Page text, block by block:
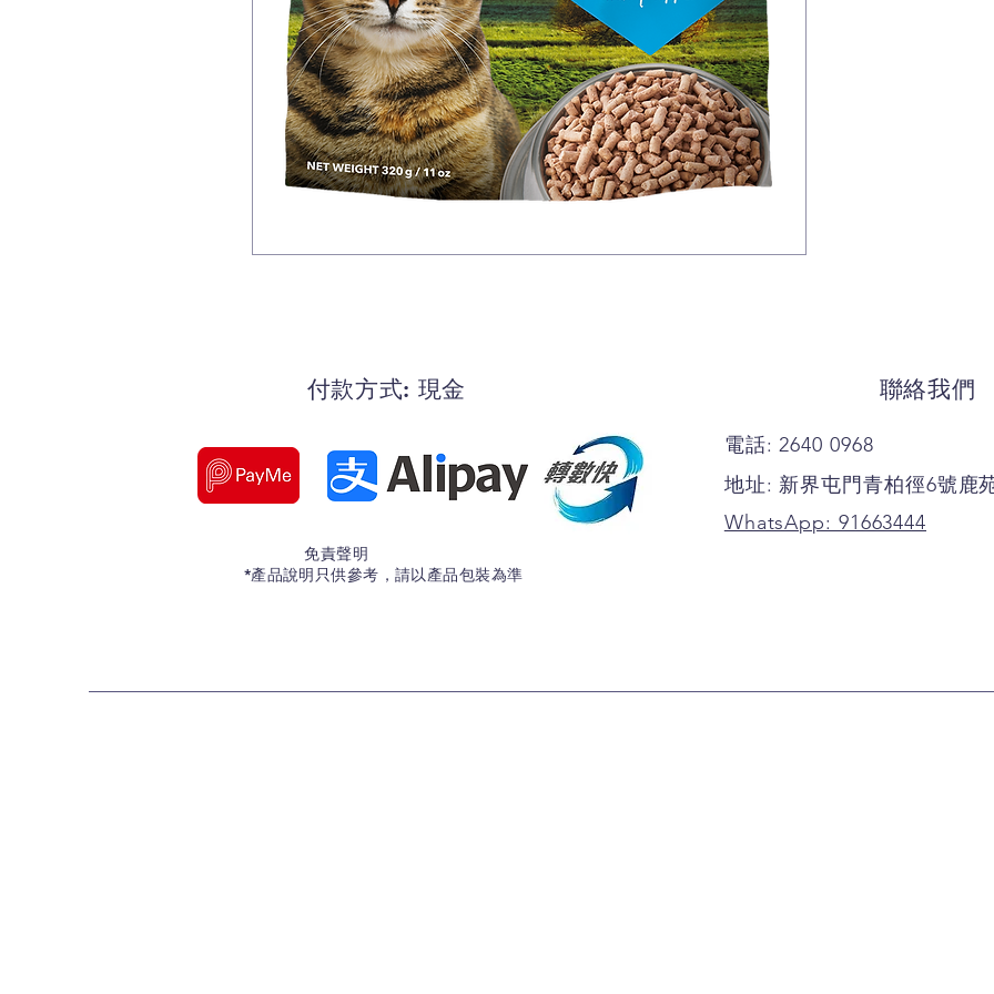
付款方式: 現金
免責聲明
*產品說明只供參考，請以產品包裝為準
聯絡我們
電話: 2640 0968
地址: 新界屯門青柏徑6號鹿
WhatsApp: 91663444